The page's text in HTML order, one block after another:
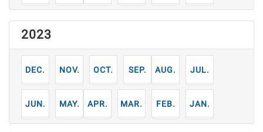
2023
12月 11月 10月 9月 8月 7月
6月 5月 4月 3月 2月 1月